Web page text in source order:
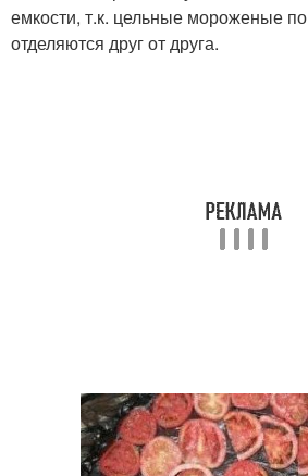
емкости, т.к. цельные мороженые
отделяются друг от друга.